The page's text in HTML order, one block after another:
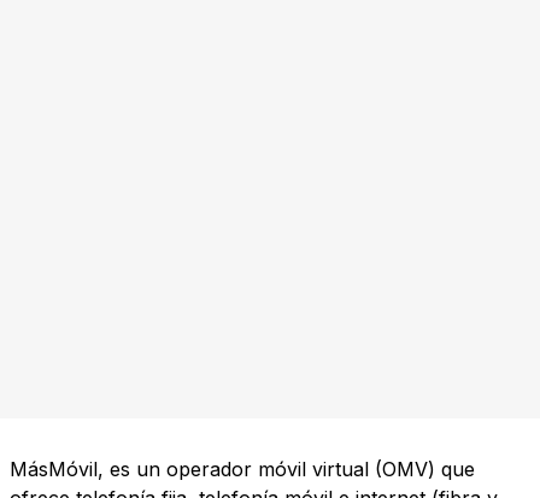
MásMóvil, es un operador móvil virtual (OMV) que